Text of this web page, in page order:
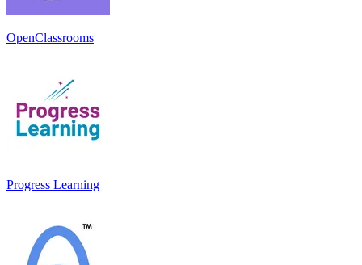
OpenClassrooms
Progress Learning